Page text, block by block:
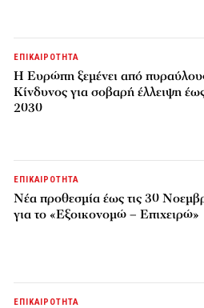
ΕΠΙΚΑΙΡΟΤΗΤΑ
H Ευρώπη ξεμένει από
Κίνδυνος για σοβαρή έλλειψη
2030
ΕΠΙΚΑΙΡΟΤΗΤΑ
Νέα προθεσμία έως τις 30
για το «Εξοικονομώ – Επιχειρώ»
ΕΠΙΚΑΙΡΟΤΗΤΑ